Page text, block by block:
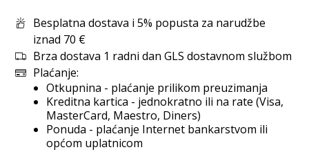
Besplatna dostava i 5% popusta za narudžbe
iznad 70 €
Brza dostava 1 radni dan GLS dostavnom službom
Plaćanje:
Otkupnina - plaćanje prilikom preuzimanja
Kreditna kartica - jednokratno ili na rate (Visa,
MasterCard, Maestro, Diners)
Ponuda - plaćanje Internet bankarstvom ili
općom uplatnicom